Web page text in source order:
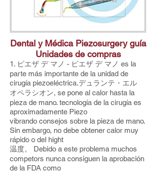
Dental y Médica Piezosurgery guía
Unidades de compras
1. ピエザ デ マノ - ピエザ デ マノ es la
parte más importante de la unidad de
cirugía piezoeléctrica.デュランテ・エル
オペラシオン, se pone al calor hasta la
pieza de mano. tecnología de la cirugía es
aproximadamente Piezo
vibrando consejos sobre la pieza de mano.
Sin embargo, no debe obtener calor muy
rápido o del hight
温度。 Debido a este problema muchos
competors nunca consiguen la aprobación
de la FDA como